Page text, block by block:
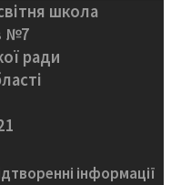
школа
№7
ради
інформації